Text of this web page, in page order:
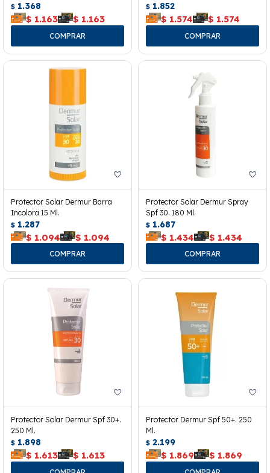
$ 1.368
$ 1.163 $ 1.163
$ 1.852
$ 1.574 $ 1.574
Protector Solar Dermur Barra
Incolora 15 Ml.
$ 1.287
$ 1.094 $ 1.094
Protector Solar Dermur Spray
Spf 30. 180 Ml.
$ 1.687
$ 1.434 $ 1.434
Protector Solar Dermur Spf 30+.
250 Ml.
$ 1.898
$ 1.613 $ 1.613
Protector Dermur Spf 50+. 250
Ml.
$ 2.199
$ 1.869 $ 1.869